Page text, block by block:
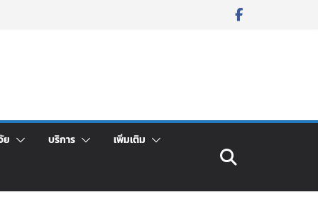
ย บริการ เพิ่มเติม